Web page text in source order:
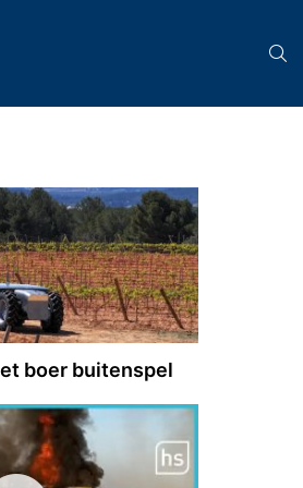
boer buitenspel